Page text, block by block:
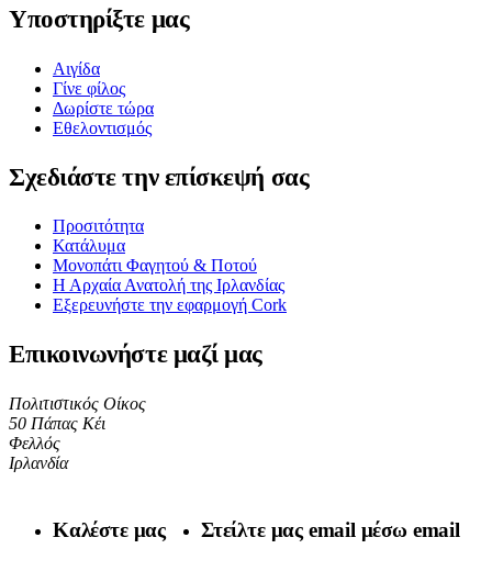
Υποστηρίξτε μας
Αιγίδα
Γίνε φίλος
Δωρίστε τώρα
Εθελοντισμός
Σχεδιάστε την επίσκεψή σας
Προσιτότητα
Κατάλυμα
Μονοπάτι Φαγητού & Ποτού
Η Αρχαία Ανατολή της Ιρλανδίας
Εξερευνήστε την εφαρμογή Cork
Επικοινωνήστε μαζί μας
Πολιτιστικός Οίκος
50 Πάπας Κέι
Φελλός
Ιρλανδία
Καλέστε μας Στείλτε μας email μέσω email